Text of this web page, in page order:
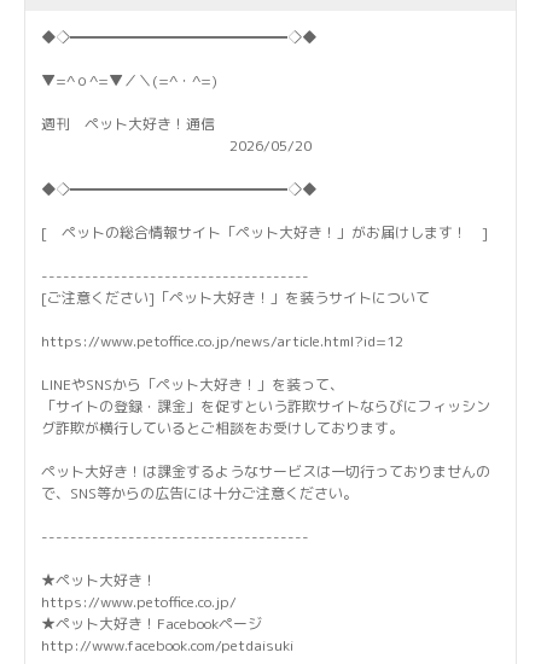
◆◇━━━━━━━━━━━━━━━◇◆
▼=^ｏ^=▼／＼(=^・^=)
週刊 ペット大好き！通信
2026/05/20
◆◇━━━━━━━━━━━━━━━◇◆
[ ペットの総合情報サイト「ペット大好き！」がお届けします！ ]
-------------------------------------
[ご注意ください]「ペット大好き！」を装うサイトについて
https://www.petoffice.co.jp/news/article.html?id=12
LINEやSNSから「ペット大好き！」を装って、
「サイトの登録・課金」を促すという詐欺サイトならびにフィッシン
グ詐欺が横行しているとご相談をお受けしております。
ペット大好き！は課金するようなサービスは一切行っておりませんの
で、SNS等からの広告には十分ご注意ください。
-------------------------------------
★ペット大好き！
https://www.petoffice.co.jp/
★ペット大好き！Facebookページ
http://www.facebook.com/petdaisuki